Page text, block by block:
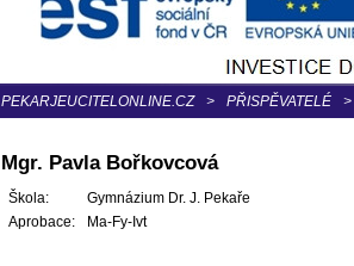
PEKARJEUCITELONLINE.CZ > PŘISPĚVATELÉ >
Mgr. Pavla Bořkovcová
Škola:
Gymnázium Dr. J. Pekaře
Aprobace:
Ma-Fy-Ivt